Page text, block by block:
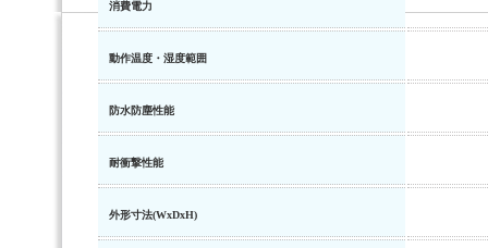
消費電力
動作温度・湿度範囲
防水防塵性能
耐衝撃性能
外形寸法(WхDхH)